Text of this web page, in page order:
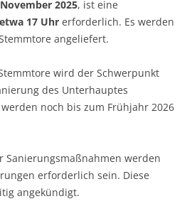
2025, ist eine
17 Uhr erforderlich. Es werden
angeliefert.
wird der Schwerpunkt
des Unterhauptes
noch bis zum Frühjahr 2026
Sanierungsmaßnahmen werden
erforderlich sein. Diese
angekündigt.